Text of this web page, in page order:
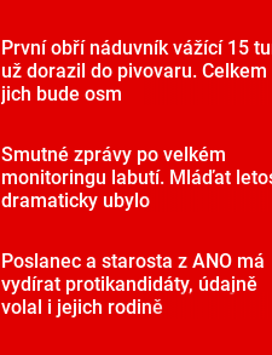
První obří náduvník vážící 15
už dorazil do pivovaru. Celkem
jich bude osm
Smutné zprávy po velkém
monitoringu labutí. Mláďat
dramaticky ubylo
Poslanec a starosta z ANO má
vydírat protikandidáty, údajně
volal i jejich rodině